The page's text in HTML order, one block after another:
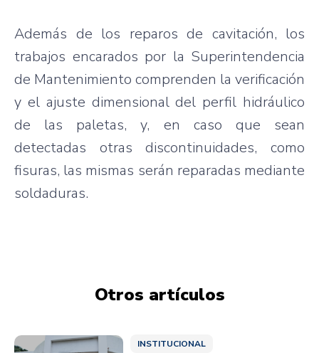
Además de los reparos de cavitación, los
trabajos encarados por la Superintendencia
de Mantenimiento comprenden la verificación
y el ajuste dimensional del perfil hidráulico
de las paletas, y, en caso que sean
detectadas otras discontinuidades, como
fisuras, las mismas serán reparadas mediante
soldaduras.
Otros artículos
INSTITUCIONAL